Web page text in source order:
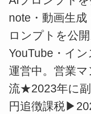
note・動画生
ロンプトを公
YouTube・イ
運営中。営業
流★2023年に
円追徴課税